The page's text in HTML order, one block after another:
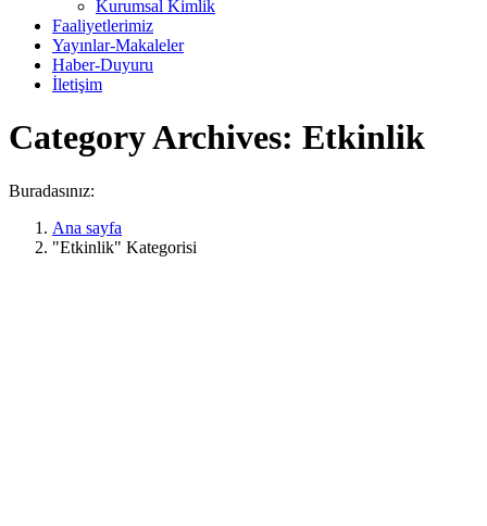
Kurumsal Kimlik
Faaliyetlerimiz
Yayınlar-Makaleler
Haber-Duyuru
İletişim
Category Archives: Etkinlik
Buradasınız:
Ana sayfa
"Etkinlik" Kategorisi